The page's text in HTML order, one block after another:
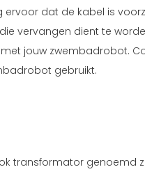
ervoor dat de kabel is
vervangen dient te
jouw zwembadrobot.
gebruikt.
transformator genoemd